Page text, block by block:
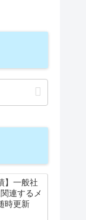
】一般社
連するメ
時更新